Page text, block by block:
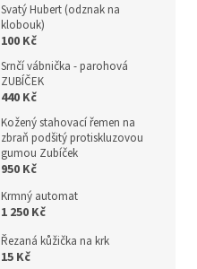
Svatý Hubert (odznak na
klobouk)
100 Kč
Srnčí vábnička - parohová
ZUBÍČEK
440 Kč
Kožený stahovací řemen na
zbraň podšitý protiskluzovou
gumou Zubíček
950 Kč
Krmný automat
1 250 Kč
Řezaná kůžička na krk
15 Kč